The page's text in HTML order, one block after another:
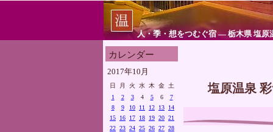
人・季・想をつむぐ宿 ― 栃木県 塩原
カレンダー
2017年10月
日 月 火 水 木 金
土
1
2 3 4 5 6
7
8
9 10 11 12 13
14
15
16 17 18 19 20 21
22 23 24 25 26 27 28
塩原温泉